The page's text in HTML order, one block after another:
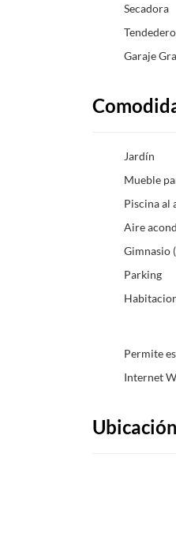
Secadora
Garaje
Jardín
Mueble
Piscina al
Aire
Gimnasio
Parking
Permite
Internet
Ubicación